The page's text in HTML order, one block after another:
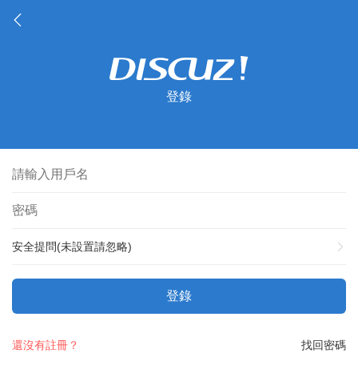
登錄
安全提問(未設置請忽略)
登錄
找回密碼
還沒有註冊？